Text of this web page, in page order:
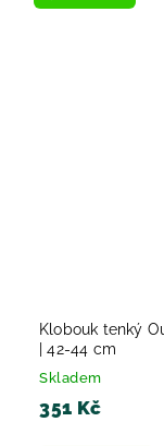
Klobouk tenký
| 42-44 cm
Skladem
351 Kč